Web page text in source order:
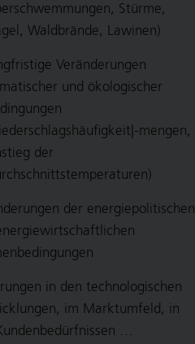
Stürme,
Waldbrände, Lawinen)
Veränderungen
und ökologischer
mengen,
der
der energiepolitischen
in den technologischen
im Marktumfeld, in
…